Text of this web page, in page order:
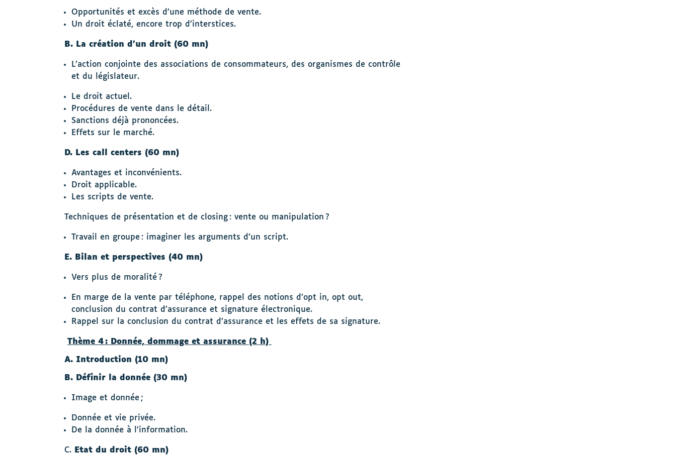
Opportunités et excès d’une méthode de vente.
Un droit éclaté, encore trop d’interstices.
B. La création d’un droit (60 mn)
L’action conjointe des associations de consommateurs, des organismes de contrôle
et du législateur.
Le droit actuel.
Procédures de vente dans le détail.
Sanctions déjà prononcées.
Effets sur le marché.
D. Les call centers (60 mn)
Avantages et inconvénients.
Droit applicable.
Les scripts de vente.
Techniques de présentation et de closing : vente ou manipulation ?
Travail en groupe : imaginer les arguments d’un script.
E. Bilan et perspectives (40 mn)
Vers plus de moralité ?
En marge de la vente par téléphone, rappel des notions d’opt in, opt out,
conclusion du contrat d’assurance et signature électronique.
Rappel sur la conclusion du contrat d’assurance et les effets de sa signature.
Thème 4 : Donnée, dommage et assurance (2 h)
A. Introduction (10 mn)
B. Définir la donnée (30 mn)
Image et donnée ;
Donnée et vie privée.
De la donnée à l’information.
C. Etat du droit (60 mn)